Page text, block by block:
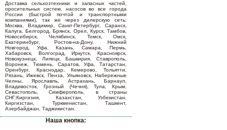
Доставка сельхозтехники и запасных частей,
оросительных систем, насосов во все города
России (быстрой почтой и транспортными
компаниями), так же через дилерскую сеть:
Москва, Владимир, Санкт-Петербург, Саранск,
Калуга, Белгород, Брянск, Орел, Курск, Тамбов,
Новосибирск, Челябинск, Томск, Омск,
Екатеринбург, Ростов-на-Дону, Нижний
Новгород, Уфа, Казань, Самара, Пермь,
Хабаровск, Волгоград, Иркутск, Красноярск,
Новокузнецк, Липецк, Башкирия, Ставрополь,
Воронеж, Тюмень, Саратов, Уфа, Татарстан,
Оренбург, Краснодар, Кемерово, Тольятти,
Рязань, Ижевск, Пенза, Ульяновск, Набережные
Челны, Ярославль, Астрахань, Барнаул,
Владивосток, Грозный (Чечня), Тула, Крым,
Севастополь, Симферополь, в страны
СНГ:Киргизия, Казахстан, Узбекистан,
Киргизстан, Туркменистан, Ташкент,
Азербайджан, Таджикистан.
Наша кнопка: